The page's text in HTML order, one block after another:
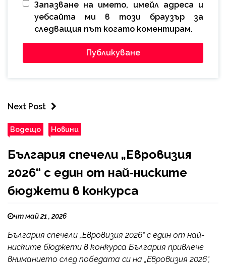
Запазване на името, имейл адреса и
уебсайта ми в този браузър за
следващия път когато коментирам.
Next Post
Водещо Новини
България спечели „Евровизия
2026“ с един от най-ниските
бюджети в конкурса
чт май 21 , 2026
България спечели „Евровизия 2026“ с един от най-
ниските бюджети в конкурса България привлече
вниманието след победата си на „Евровизия 2026“,